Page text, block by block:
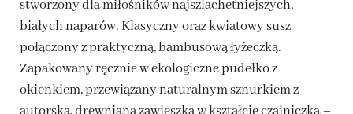
stworzony dla miłośników najszlachetniejszych,
białych naparów. Klasyczny oraz kwiatowy susz
połączony z praktyczną, bambusową łyżeczką.
Zapakowany ręcznie w ekologiczne pudełko z
okienkiem, przewiązany naturalnym sznurkiem z